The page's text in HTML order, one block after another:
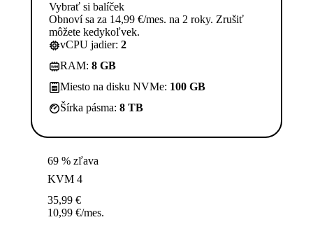
Vybrať si balíček
Obnoví sa za 14,99 €/mes. na 2 roky. Zrušiť
môžete kedykoľvek.
vCPU jadier: 2
RAM: 8 GB
Miesto na disku NVMe: 100 GB
Šírka pásma: 8 TB
69 % zľava
KVM 4
35,99 €
10,99 €/mes.